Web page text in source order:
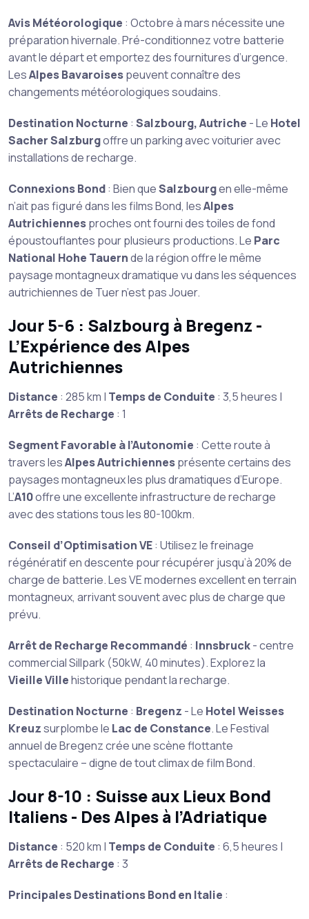
Avis Météorologique : Octobre à mars nécessite une
préparation hivernale. Pré-conditionnez votre batterie
avant le départ et emportez des fournitures d’urgence.
LesAlpes Bavaroisespeuvent connaître des
changements météorologiques soudains.
Destination Nocturne : Salzbourg, Autriche - Le Hotel
Sacher Salzburgoffre un parking avec voiturier avec
installations de recharge.
Connexions Bond: Bien queSalzbourgen elle-même
n’ait pas figuré dans les films Bond, lesAlpes
Autrichiennesproches ont fourni des toiles de fond
époustouflantes pour plusieurs productions. Le Parc
National Hohe Tauernde la région offre le même
paysage montagneux dramatique vu dans les séquences
autrichiennes de Tuer n’est pas Jouer.
Jour 5-6 : Salzbourg à Bregenz -
L’Expérience des Alpes
Autrichiennes
Distance : 285 km | Temps de Conduite : 3,5 heures |
Arrêts de Recharge : 1
Segment Favorable à l’Autonomie : Cette route à
travers lesAlpes Autrichiennesprésente certains des
paysages montagneux les plus dramatiques d’Europe.
L’A10offre une excellente infrastructure de recharge
avec des stations tous les 80-100km.
Conseil d’Optimisation VE: Utilisez le freinage
régénératif en descente pour récupérer jusqu’à 20% de
charge de batterie. Les VE modernes excellent en terrain
montagneux, arrivant souvent avec plus de charge que
prévu.
Arrêt de Recharge Recommandé : Innsbruck- centre
commercial Sillpark (50kW, 40 minutes). Explorez la
Vieille Villehistorique pendant la recharge.
Destination Nocturne : Bregenz - Le Hotel Weisses
Kreuzsurplombe le Lac de Constance. Le Festival
annuel de Bregenz crée une scène flottante
spectaculaire – digne de tout climax de film Bond.
Jour 8-10 : Suisse aux Lieux Bond
Italiens - Des Alpes à l’Adriatique
Distance : 520 km | Temps de Conduite : 6,5 heures |
Arrêts de Recharge : 3
Principales Destinations Bond en Italie :